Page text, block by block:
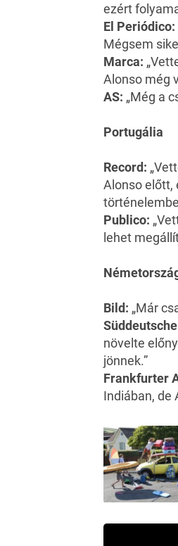
ezért
El Periódico:
Mégsem
Marca:
Alonso még
AS: „Még a
Portugália
Record:
Alonso előtt,
Publico:
lehet
Bild: „Már
növelte
jönnek.”
Frankfurter
Indiában, de